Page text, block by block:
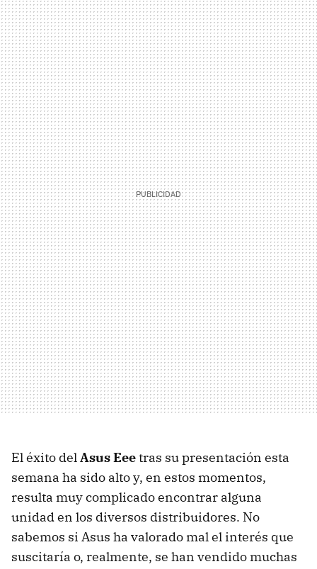
El éxito delAsus Eeetras su presentación esta
semana ha sido alto y, en estos momentos,
resulta muy complicado encontrar alguna
unidad en los diversos distribuidores. No
sabemos si Asus ha valorado mal el interés que
suscitaría o, realmente, se han vendido muchas